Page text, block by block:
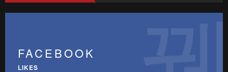
FACEBOOK
LIKES